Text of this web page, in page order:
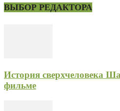
ВЫБОР РЕДАКТОРА
История сверхчеловека
фильме